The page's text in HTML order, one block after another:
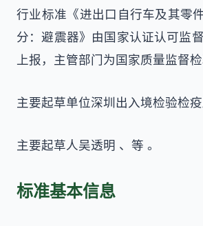
行业标准《进出口自行车及其零
分：避震器》由国家认证认可监
上报，主管部门为国家质量监督检
主要起草单位深圳出入境检验检疫
主要起草人吴透明 、等 。
标准基本信息